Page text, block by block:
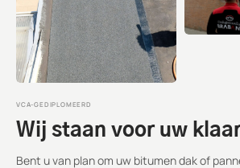
VCA-GEDIPLOMEERD
Wij staan voor uw
Bent u van plan om uw bitumen dak of